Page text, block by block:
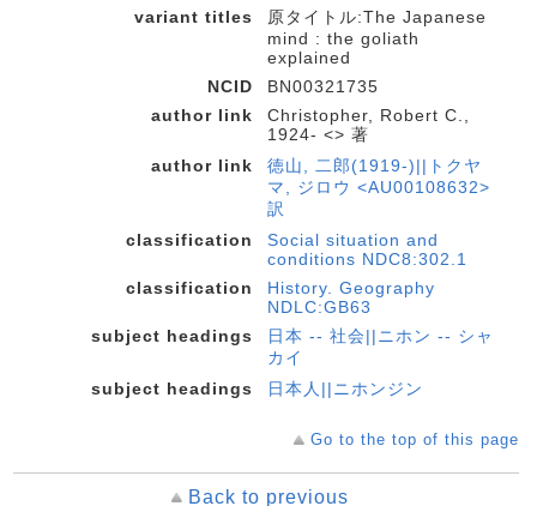
variant titles
原タイトル:The Japanese
mind : the goliath
explained
NCID
BN00321735
author link
Christopher, Robert C.,
1924- <> 著
author link
徳山, 二郎(1919-)||トクヤ
マ, ジロウ <AU00108632>
訳
classification
Social situation and
conditions NDC8:302.1
classification
History. Geography
NDLC:GB63
subject headings
日本 -- 社会||ニホン -- シャ
カイ
subject headings
日本人||ニホンジン
Go to the top of this page
Back to previous